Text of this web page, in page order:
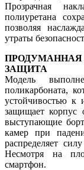
Прозрачная
полиуретана
позволяя
утраты
ЗАЩИТА
Модель
поликарбоната,
устойчивостью к
защищает
выступающие
камер при
распределяет
Несмотря на
смартфон.